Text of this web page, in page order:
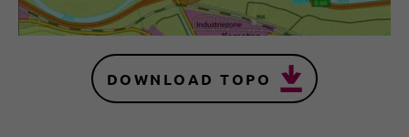
DOWNLOAD TOPO